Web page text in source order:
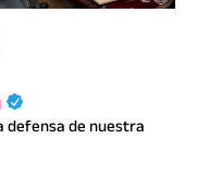
defensa de nuestra